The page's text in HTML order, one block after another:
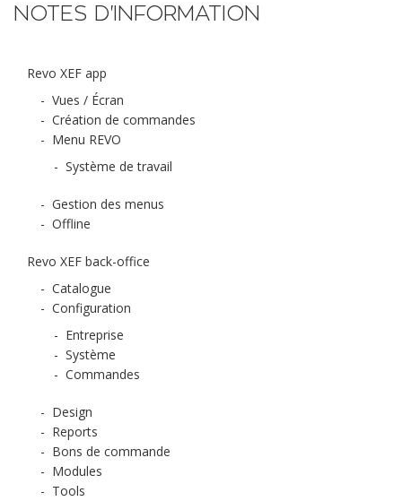
NOTES D'INFORMATION
Revo XEF app
- Vues / Écran
- Création de commandes
- Menu REVO
- Système de travail
- Gestion des menus
- Offline
Revo XEF back-office
- Catalogue
- Configuration
- Entreprise
- Système
- Commandes
- Design
- Reports
- Bons de commande
- Modules
- Tools